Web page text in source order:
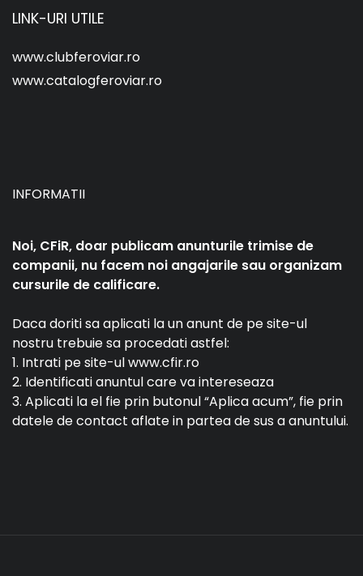
LINK-URI UTILE
www.clubferoviar.ro
www.catalogferoviar.ro
INFORMATII
Noi, CFiR, doar publicam anunturile trimise de
companii, nu facem noi angajarile sau organizam
cursurile de calificare.
Daca doriti sa aplicati la un anunt de pe site-ul
nostru trebuie sa procedati astfel:
1. Intrati pe site-ul www.cfir.ro
2. Identificati anuntul care va intereseaza
3. Aplicati la el fie prin butonul “Aplica acum”, fie prin
datele de contact aflate in partea de sus a anuntului.